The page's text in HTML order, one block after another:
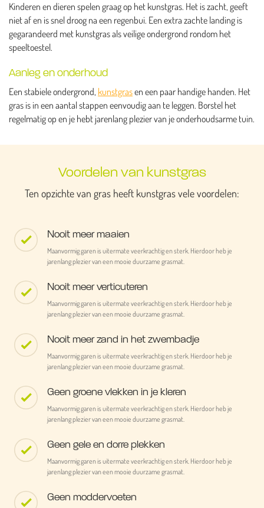
Kinderen en dieren spelen graag op het kunstgras. Het is zacht, geeft
niet af en is snel droog na een regenbui. Een extra zachte landing is
gegarandeerd met kunstgras als veilige ondergrond rondom het
speeltoestel.
Aanleg en onderhoud
Een stabiele ondergrond, kunstgrasen een paar handige handen. Het
gras is in een aantal stappen eenvoudig aan te leggen. Borstel het
regelmatig op en je hebt jarenlang plezier van je onderhoudsarme tuin.
Voordelen van kunstgras
Ten opzichte van gras heeft kunstgras vele voordelen:
Nooit meer maaien
Maanvormig garen is uitermate veerkrachtig en sterk. Hierdoor heb je
jarenlang plezier van een mooie duurzame grasmat.
Nooit meer verticuteren
Maanvormig garen is uitermate veerkrachtig en sterk. Hierdoor heb je
jarenlang plezier van een mooie duurzame grasmat.
Nooit meer zand in het zwembadje
Maanvormig garen is uitermate veerkrachtig en sterk. Hierdoor heb je
jarenlang plezier van een mooie duurzame grasmat.
Geen groene vlekken in je kleren
Maanvormig garen is uitermate veerkrachtig en sterk. Hierdoor heb je
jarenlang plezier van een mooie duurzame grasmat.
Geen gele en dorre plekken
Maanvormig garen is uitermate veerkrachtig en sterk. Hierdoor heb je
jarenlang plezier van een mooie duurzame grasmat.
Geen moddervoeten